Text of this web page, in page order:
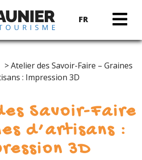
FR
> Atelier des Savoir-Faire – Graines
: Impression 3D
Savoir-Faire
d’artisans :
3D